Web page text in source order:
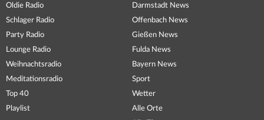
Oldie Radio
Schlager Radio
Party Radio
Lounge Radio
Weihnachtsradio
Meditationsradio
Top 40
Playlist
Darmstadt News
Offenbach News
Gießen News
Fulda News
Bayern News
Sport
Wetter
Alle Orte